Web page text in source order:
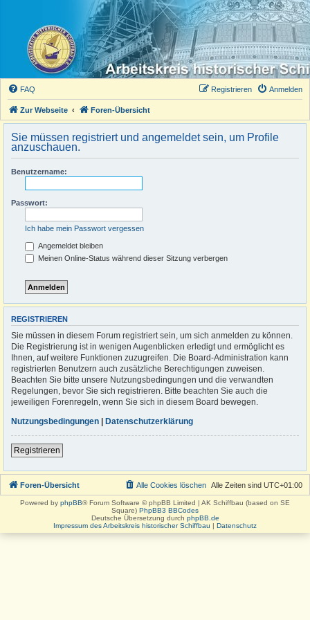
FAQ Anmelden
Registrieren
Zur Webseite Foren-Übersicht
Sie müssen registriert und angemeldet sein, um Profile
anzuschauen.
Benutzername:
Passwort:
Ich habe mein Passwort vergessen
Angemeldet bleiben
Meinen Online-Status während dieser Sitzung verbergen
REGISTRIEREN
Sie müssen in diesem Forum registriert sein, um sich anmelden zu können.
Die Registrierung ist in wenigen Augenblicken erledigt und ermöglicht es
Ihnen, auf weitere Funktionen zuzugreifen. Die Board-Administration kann
registrierten Benutzern auch zusätzliche Berechtigungen zuweisen.
Beachten Sie bitte unsere Nutzungsbedingungen und die verwandten
Regelungen, bevor Sie sich registrieren. Bitte beachten Sie auch die
jeweiligen Forenregeln, wenn Sie sich in diesem Board bewegen.
Nutzungsbedingungen | Datenschutzerklärung
Registrieren
Foren-Übersicht Alle Zeiten sind UTC+01:00
Alle Cookies löschen
Powered by phpBB® Forum Software © phpBB Limited | AK Schiffbau (based on SE
Square) PhpBB3 BBCodes
Deutsche Übersetzung durch phpBB.de
Impressum des Arbeitskreis historischer Schiffbau | Datenschutz